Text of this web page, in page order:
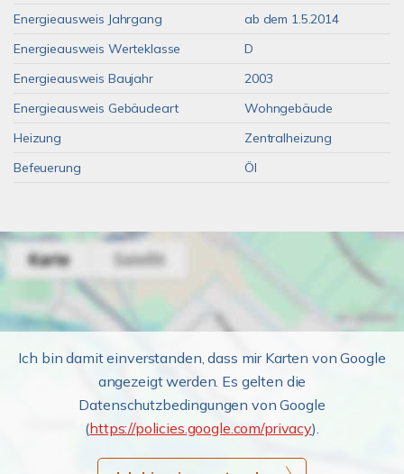
Energieausweis Jahrgang
ab dem 1.5.2014
Energieausweis Werteklasse
D
Energieausweis Baujahr
2003
Energieausweis Gebäudeart
Wohngebäude
Heizung
Zentralheizung
Befeuerung
Öl
Ich bin damit einverstanden, dass mir Karten von Google
angezeigt werden. Es gelten die
Datenschutzbedingungen von Google
(https://policies.google.com/privacy).